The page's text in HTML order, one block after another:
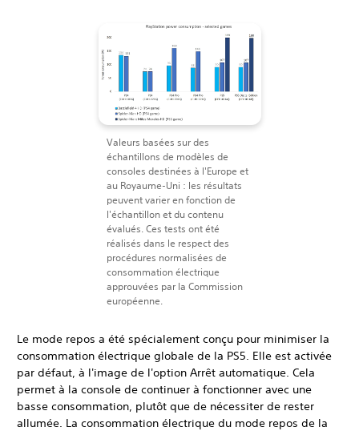
Valeurs basées sur des
échantillons de modèles de
consoles destinées à l'Europe et
au Royaume-Uni : les résultats
peuvent varier en fonction de
l'échantillon et du contenu
évalués. Ces tests ont été
réalisés dans le respect des
procédures normalisées de
consommation électrique
approuvées par la Commission
européenne.
Le mode repos a été spécialement conçu pour minimiser la
consommation électrique globale de la PS5. Elle est activée
par défaut, à l'image de l'option Arrêt automatique. Cela
permet à la console de continuer à fonctionner avec une
basse consommation, plutôt que de nécessiter de rester
allumée. La consommation électrique du mode repos de la